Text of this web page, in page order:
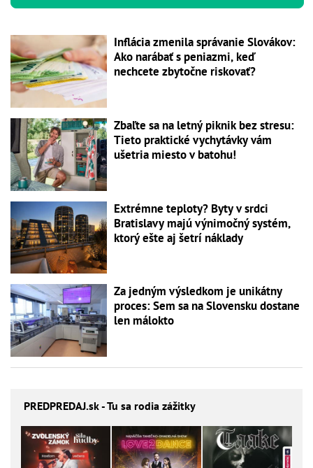
Inflácia zmenila správanie Slovákov:
Ako narábať s peniazmi, keď
nechcete zbytočne riskovať?
Zbaľte sa na letný piknik bez stresu:
Tieto praktické vychytávky vám
ušetria miesto v batohu!
Extrémne teploty? Byty v srdci
Bratislavy majú výnimočný systém,
ktorý ešte aj šetrí náklady
Za jedným výsledkom je unikátny
proces: Sem sa na Slovensku dostane
len málokto
PREDPREDAJ.sk - Tu sa rodia zážitky